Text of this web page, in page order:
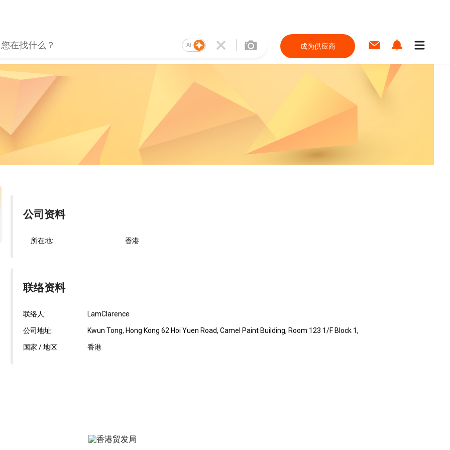
AI 成为供应商
公司资料
所在地: 香港
联络资料
联络人: LamClarence
公司地址: Kwun Tong, Hong Kong 62 Hoi Yuen Road, Camel Paint Building, Room 123 1/F Block 1,
国家 / 地区: 香港